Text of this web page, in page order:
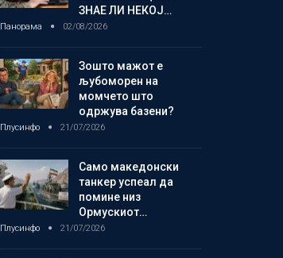
ЗНАЕ ЛИ НЕКОЈ…
Панорама 02/08/2026
Зошто мажот е
љубоморен на
момчето што
одржува базени?
Плусинфо 21/07/2026
Само македонски
танкер успеал да
помине низ
Ормускиот…
Плусинфо 21/07/2026